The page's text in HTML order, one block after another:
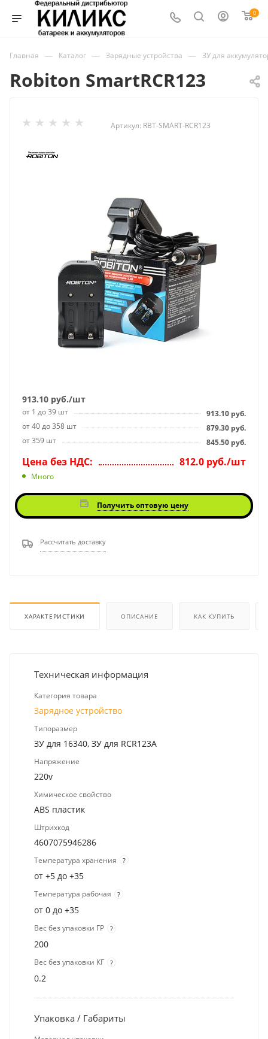
0
Главная — Каталог — Зарядные устройства — ЗУ для
Robiton SmartRCR123
Артикул: RBT-SMART-RCR123
913.10 руб./шт
от 1 до 39 шт 913.10 руб.
от 40 до 358 шт
879.30 руб.
от 359 шт
845.50 руб.
Цена без НДС: 812.0 руб./шт
Много
Получить оптовую цену
Рассчитать доставку
ХАРАКТЕРИСТИКИ ОПИСАНИЕ КАК КУПИТЬ
Техническая информация
Категория товара
Зарядное устройство
Типоразмер
ЗУ для 16340, ЗУ для RCR123A
Напряжение
220v
Химическое свойство
ABS пластик
Штрихкод
4607075946286
Температура хранения ?
от +5 до +35
Температура рабочая ?
от 0 до +35
Вес без упаковки ГР ?
200
Вес без упаковки КГ ?
0.2
Упаковка / Габариты